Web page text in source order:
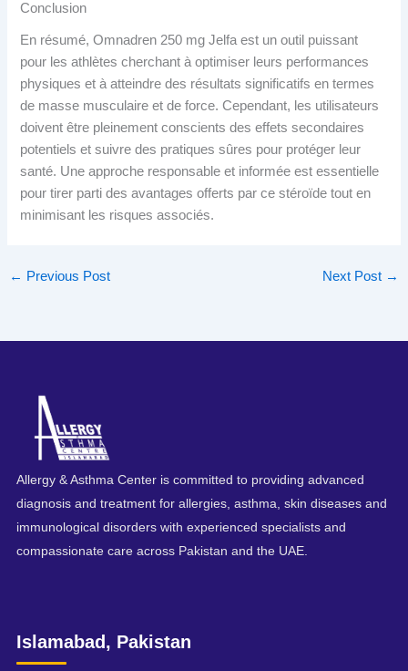
Conclusion
En résumé, Omnadren 250 mg Jelfa est un outil puissant
pour les athlètes cherchant à optimiser leurs performances
physiques et à atteindre des résultats significatifs en termes
de masse musculaire et de force. Cependant, les utilisateurs
doivent être pleinement conscients des effets secondaires
potentiels et suivre des pratiques sûres pour protéger leur
santé. Une approche responsable et informée est essentielle
pour tirer parti des avantages offerts par ce stéroïde tout en
minimisant les risques associés.
← Previous Post Next Post →
Allergy & Asthma Center is committed to providing advanced
diagnosis and treatment for allergies, asthma, skin diseases and
immunological disorders with experienced specialists and
compassionate care across Pakistan and the UAE.
Islamabad, Pakistan